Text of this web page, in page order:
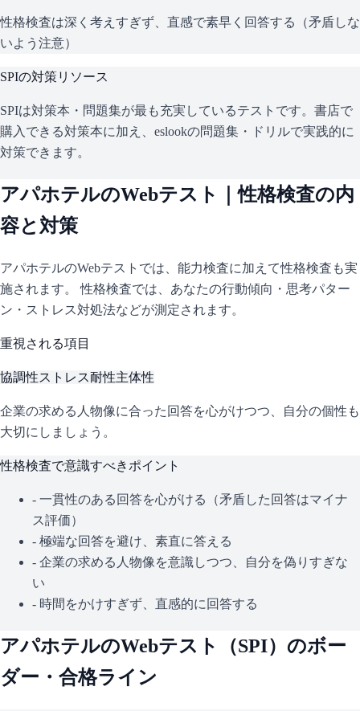
性格検査は深く考えすぎず、直感で素早く回答する（矛盾しな
いよう注意）
SPIの対策リソース
SPIは対策本・問題集が最も充実しているテストです。書店で
購入できる対策本に加え、eslookの問題集・ドリルで実践的に
対策できます。
アパホテルのWebテスト｜性格検査の内
容と対策
アパホテルのWebテストでは、能力検査に加えて性格検査も実
施されます。 性格検査では、あなたの行動傾向・思考パター
ン・ストレス対処法などが測定されます。
重視される項目
協調性ストレス耐性主体性
企業の求める人物像に合った回答を心がけつつ、自分の個性も
大切にしましょう。
性格検査で意識すべきポイント
- 一貫性のある回答を心がける（矛盾した回答はマイナ
ス評価）
- 極端な回答を避け、素直に答える
- 企業の求める人物像を意識しつつ、自分を偽りすぎな
い
- 時間をかけすぎず、直感的に回答する
アパホテルのWebテスト（SPI）のボー
ダー・合格ライン